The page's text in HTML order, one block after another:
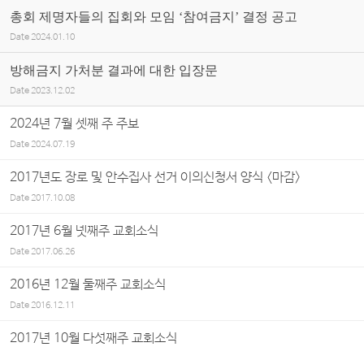
총회 제명자들의 집회와 모임 ‘참여금지’ 결정 공고
Date 2024.01.10
방해금지 가처분 결과에 대한 입장문
Date 2023.12.02
2024년 7월 셋째 주 주보
Date2024.07.19
2017년도 장로 및 안수집사 선거 이의신청서 양식 <마감>
Date2017.10.08
2017년 6월 넷째주 교회소식
Date2017.06.26
2016년 12월 둘째주 교회소식
Date2016.12.11
2017년 10월 다섯째주 교회소식